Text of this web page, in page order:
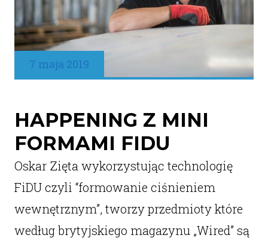
7 maja 2019
HAPPENING Z MINI
FORMAMI FIDU
Oskar Zięta wykorzystując technologię
FiDU czyli “formowanie ciśnieniem
wewnętrznym”, tworzy przedmioty które
według brytyjskiego magazynu „Wired” są